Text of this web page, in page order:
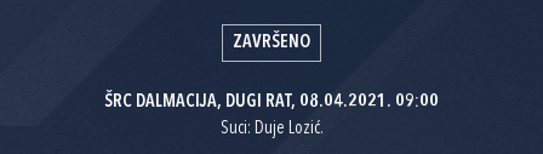
ZAVRŠENO
ŠRC DALMACIJA, DUGI RAT, 08.04.2021. 09:00
Suci: Duje Lozić.